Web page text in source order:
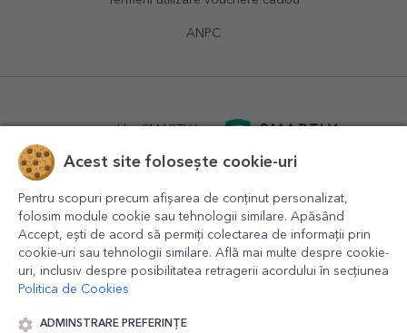
ANPC
powered bySMARTLY.ro
© 2016-2026 StarGift Romania,
Acest site folosește cookie-uri
Pentru scopuri precum afișarea de conținut personalizat,
folosim module cookie sau tehnologii similare. Apăsând
Accept, ești de acord să permiți colectarea de informații prin
cookie-uri sau tehnologii similare. Află mai multe despre cookie-
uri, inclusiv despre posibilitatea retragerii acordului în secțiunea
Politica de Cookies
ADMINSTRARE PREFERINȚE